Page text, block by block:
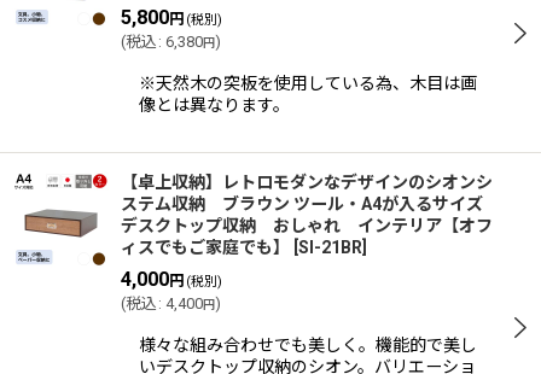
5,800円 (税別)
(税込 : 6,380円)
※天然木の突板を使用している為、木目は画
像とは異なります。
【卓上収納】レトロモダンなデザインのシオンシ
ステム収納 ブラウン ツール・A4が入るサイズ
デスクトップ収納 おしゃれ インテリア【オフ
ィスでもご家庭でも】
SI-21BR
4,000円 (税別)
(税込 : 4,400円)
様々な組み合わせでも美しく。機能的で美し
いデスクトップ収納のシオン。バリエーショ